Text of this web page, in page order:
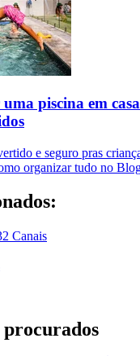
piscina em
e seguro pras
organizar tudo no
Canais
procurados